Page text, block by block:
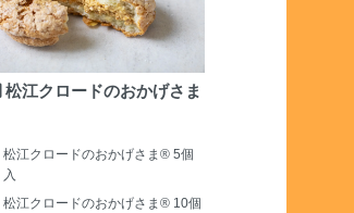
松江クロードのおかげさま
松江クロードのおかげさま® 5個
入
松江クロードのおかげさま® 10個